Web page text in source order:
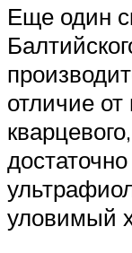
Еще один
отличие
уловимый